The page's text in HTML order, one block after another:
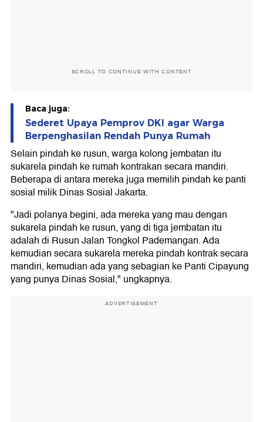
SCROLL TO CONTINUE WITH CONTENT
Baca juga:
Sederet Upaya Pemprov DKI agar Warga
Berpenghasilan Rendah Punya Rumah
Selain pindah ke rusun, warga kolong jembatan itu
sukarela pindah ke rumah kontrakan secara mandiri.
Beberapa di antara mereka juga memilih pindah ke panti
sosial milik Dinas Sosial Jakarta.
"Jadi polanya begini, ada mereka yang mau dengan
sukarela pindah ke rusun, yang di tiga jembatan itu
adalah di Rusun Jalan Tongkol Pademangan. Ada
kemudian secara sukarela mereka pindah kontrak secara
mandiri, kemudian ada yang sebagian ke Panti Cipayung
yang punya Dinas Sosial," ungkapnya.
ADVERTISEMENT